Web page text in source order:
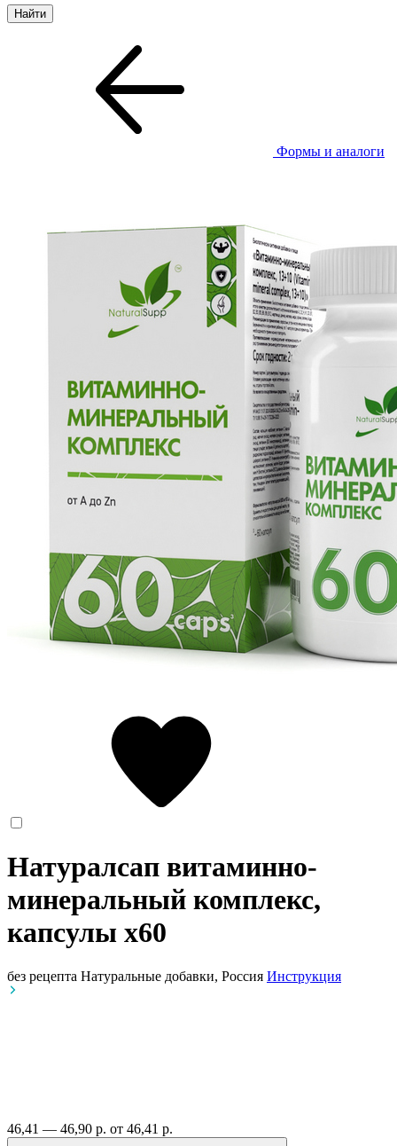
Формы и аналоги
Натуралсап витаминно-
минеральный комплекс,
капсулы x60
без рецепта Натуральные добавки, Россия Инструкция
46,41 — 46,90 р. от 46,41 р.